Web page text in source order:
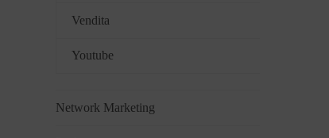
Vendita
Youtube
Network Marketing